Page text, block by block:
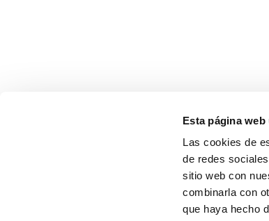
Esta página
Las cookies de
de redes
sitio web con
combinarla con
que haya hecho